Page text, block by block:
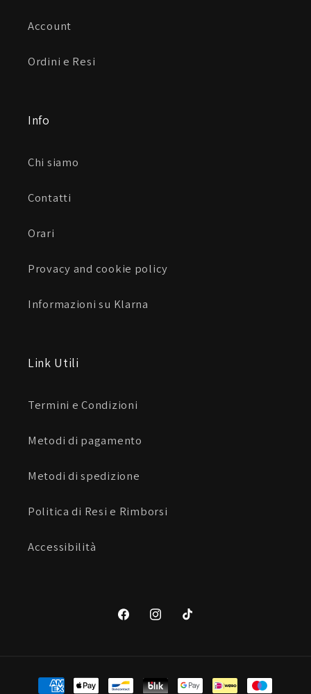
Account
Ordini e Resi
Info
Chi siamo
Contatti
Orari
Provacy and cookie policy
Informazioni su Klarna
Link Utili
Termini e Condizioni
Metodi di pagamento
Metodi di spedizione
Politica di Resi e Rimborsi
Accessibilità
FacebookInstagramTikTok
Metodi